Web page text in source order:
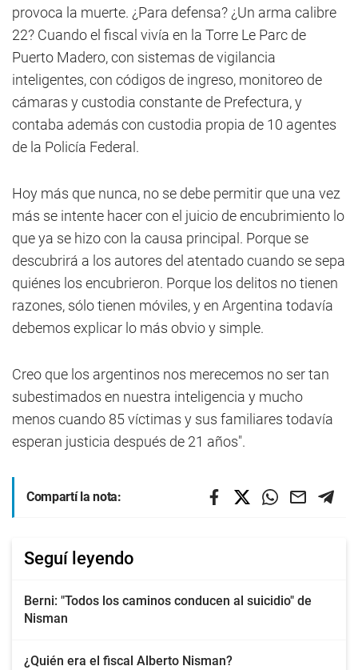
provoca la muerte. ¿Para defensa? ¿Un arma calibre
22? Cuando el fiscal vivía en la Torre Le Parc de
Puerto Madero, con sistemas de vigilancia
inteligentes, con códigos de ingreso, monitoreo de
cámaras y custodia constante de Prefectura, y
contaba además con custodia propia de 10 agentes
de la Policía Federal.
Hoy más que nunca, no se debe permitir que una vez
más se intente hacer con el juicio de encubrimiento lo
que ya se hizo con la causa principal. Porque se
descubrirá a los autores del atentado cuando se sepa
quiénes los encubrieron. Porque los delitos no tienen
razones, sólo tienen móviles, y en Argentina todavía
debemos explicar lo más obvio y simple.
Creo que los argentinos nos merecemos no ser tan
subestimados en nuestra inteligencia y mucho
menos cuando 85 víctimas y sus familiares todavía
esperan justicia después de 21 años".
Compartí la nota:
Seguí leyendo
Berni: "Todos los caminos conducen al suicidio" de
Nisman
¿Quién era el fiscal Alberto Nisman?